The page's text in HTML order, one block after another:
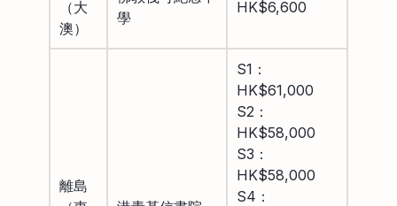
（大
澳）
學
HK$6,600
離島
S1：
HK$61,000
S2：
HK$58,000
S3：
HK$58,000
S4：